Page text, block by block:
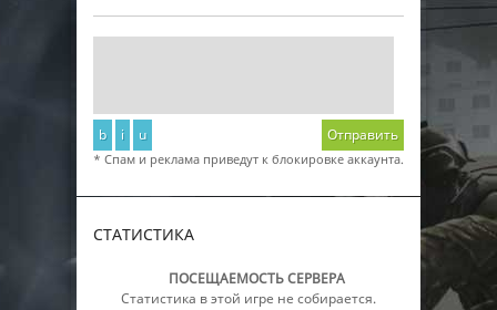
b i u Отправить
* Спам и реклама приведут к блокировке аккаунта.
СТАТИСТИКА
ПОСЕЩАЕМОСТЬ СЕРВЕРА
Статистика в этой игре не собирается.